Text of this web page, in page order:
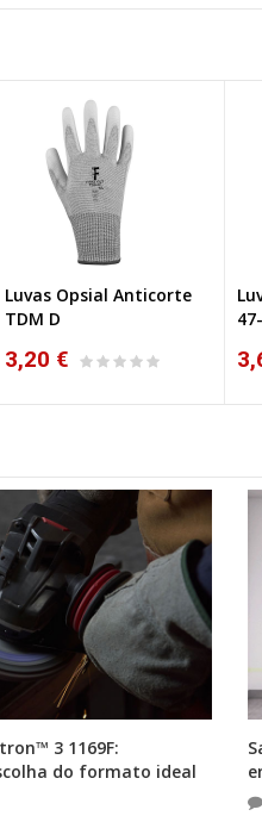
Luvas Opsial Anticorte
TDM D
3,20 €
3 1169F:
do formato ideal